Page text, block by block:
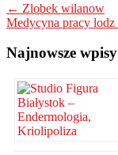
← Zlobek wilanow
Medycyna pracy lodz
Najnowsze wpisy